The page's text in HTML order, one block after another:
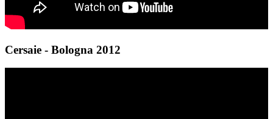
Cersaie - Bologna 2012